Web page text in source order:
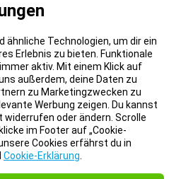
ähnliche Technologien, um dir ein
Erlebnis zu bieten. Funktionale
aktiv. Mit einem Klick auf
außerdem, deine Daten zu
zu Marketingzwecken zu
Werbung zeigen. Du kannst
widerrufen oder ändern. Scrolle
im Footer auf „Cookie-
Cookies erfährst du in
Cookie-Erklärung